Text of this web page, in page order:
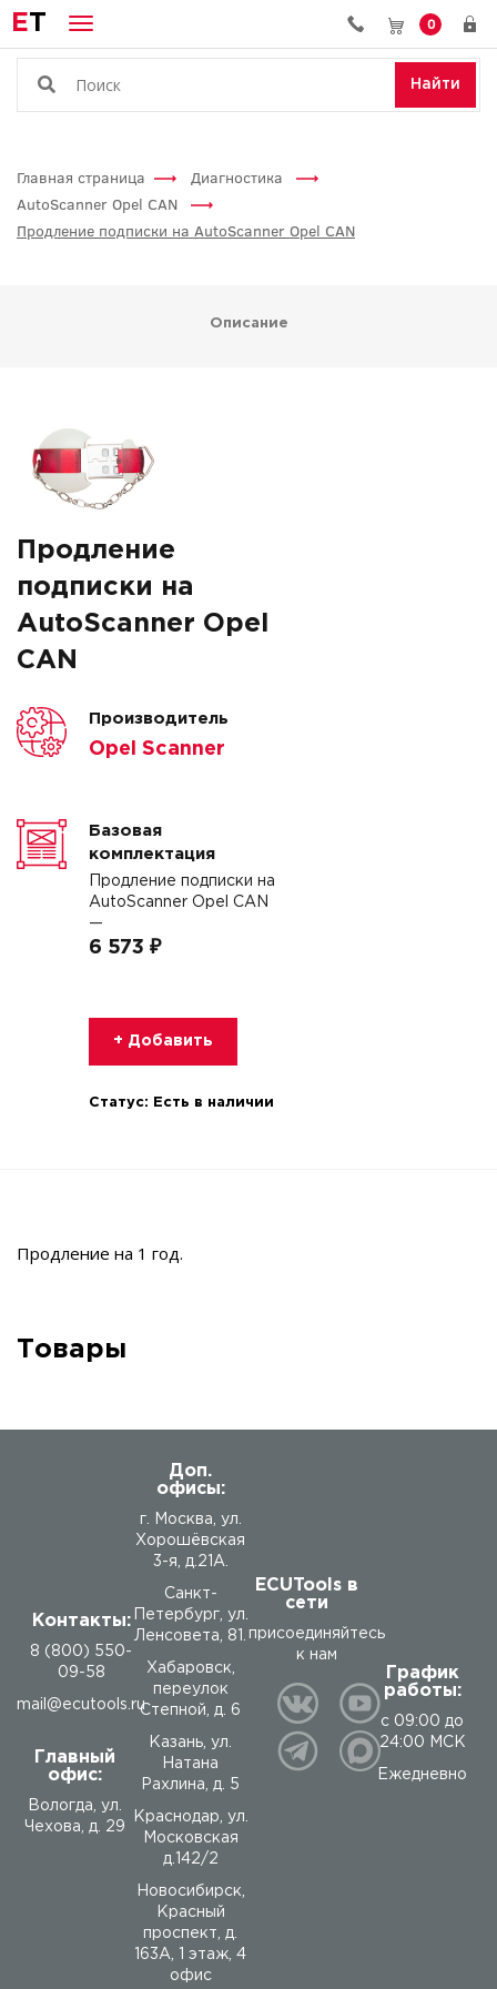
ET 0
Найти
Главная страница
Диагностика
AutoScanner Opel CAN
Продление подписки на AutoScanner Opel CAN
Описание
Продление
подписки на
AutoScanner Opel
CAN
Производитель
Opel Scanner
Базовая
комплектация
Продление подписки на
AutoScanner Opel CAN
—
6 573 ₽
+ Добавить
Статус: Есть в наличии
Продление на 1 год.
Товары
Контакты:
8 (800) 550-
09-58
mail@ecutools.ru
Главный
офис:
Вологда, ул.
Чехова, д. 29
Доп.
офисы:
г. Москва, ул.
Хорошёвская
3-я, д.21А.
Санкт-
Петербург, ул.
Ленсовета, 81.
Хабаровск,
переулок
Степной, д. 6
Казань, ул.
Натана
Рахлина, д. 5
Краснодар, ул.
Московская
д.142/2
Новосибирск,
Красный
проспект, д.
163А, 1 этаж, 4
офис
ECUTools в
сети
присоединяйтесь
к нам
График
работы:
с 09:00 до
24:00 МСК
Ежедневно